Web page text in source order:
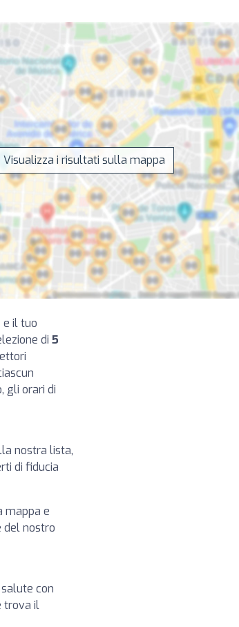
Visualizza i risultati sulla mappa
il tuo
di 5
gli orari di
nostra lista,
di fiducia
mappa e
del nostro
con
trova il